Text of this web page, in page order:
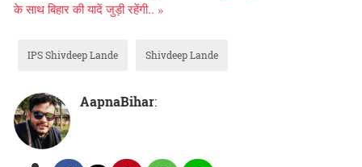
के साथ बिहार की यादें जुड़ी रहेंगी.. »
IPS Shivdeep Lande Shivdeep Lande
AapnaBihar: